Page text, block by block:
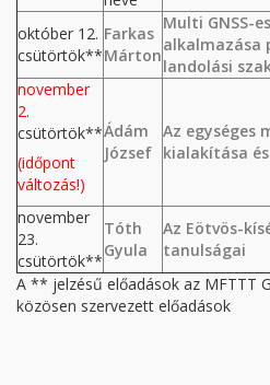
október 12.
csütörtök**
Farkas
Márton
Multi GNSS-
alkalmazása
landolási
november
2.
csütörtök**
(időpont
változás!)
Ádám
József
Az egységes
kialakítása
november
23.
csütörtök**
Tóth
Gyula
Az Eötvös-
tanulságai
A ** jelzésű előadások az MFTTT
közösen szervezett előadások